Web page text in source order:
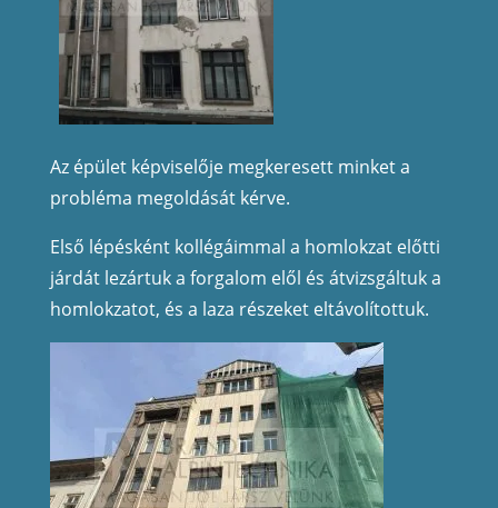
Az épület képviselője megkeresett minket a
probléma megoldását kérve.
Első lépésként kollégáimmal a homlokzat előtti
járdát lezártuk a forgalom elől és átvizsgáltuk a
homlokzatot, és a laza részeket eltávolítottuk.